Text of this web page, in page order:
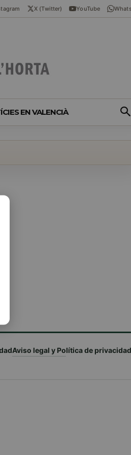
X (Twitter) YouTube
EN VALENCIÀ
Aviso legal y Política de privacidad